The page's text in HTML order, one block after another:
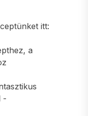
itt:
a
-